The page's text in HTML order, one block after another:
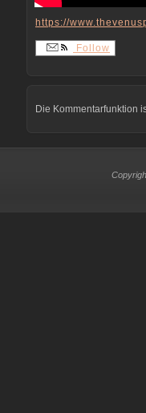
https://
Follow
Die Kommentarfunktion